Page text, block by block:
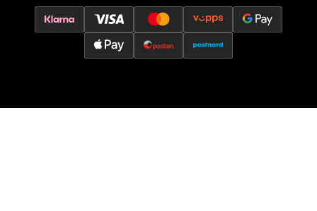
Åpent i dag 10-19